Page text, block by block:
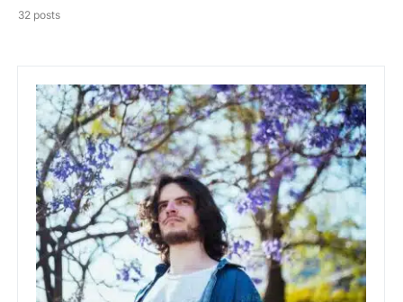
32 posts